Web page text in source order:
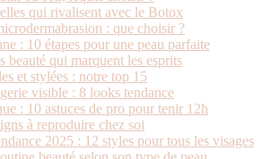
qui rivalisent avec le Botox
: que choisir ?
: 10 étapes pour une peau parfaite
beauté qui marquent les esprits
et stylées : notre top 15
visible : 8 looks tendance
: 10 astuces de pro pour tenir 12h
à reproduire chez soi
2025 : 12 styles pour tous les visages